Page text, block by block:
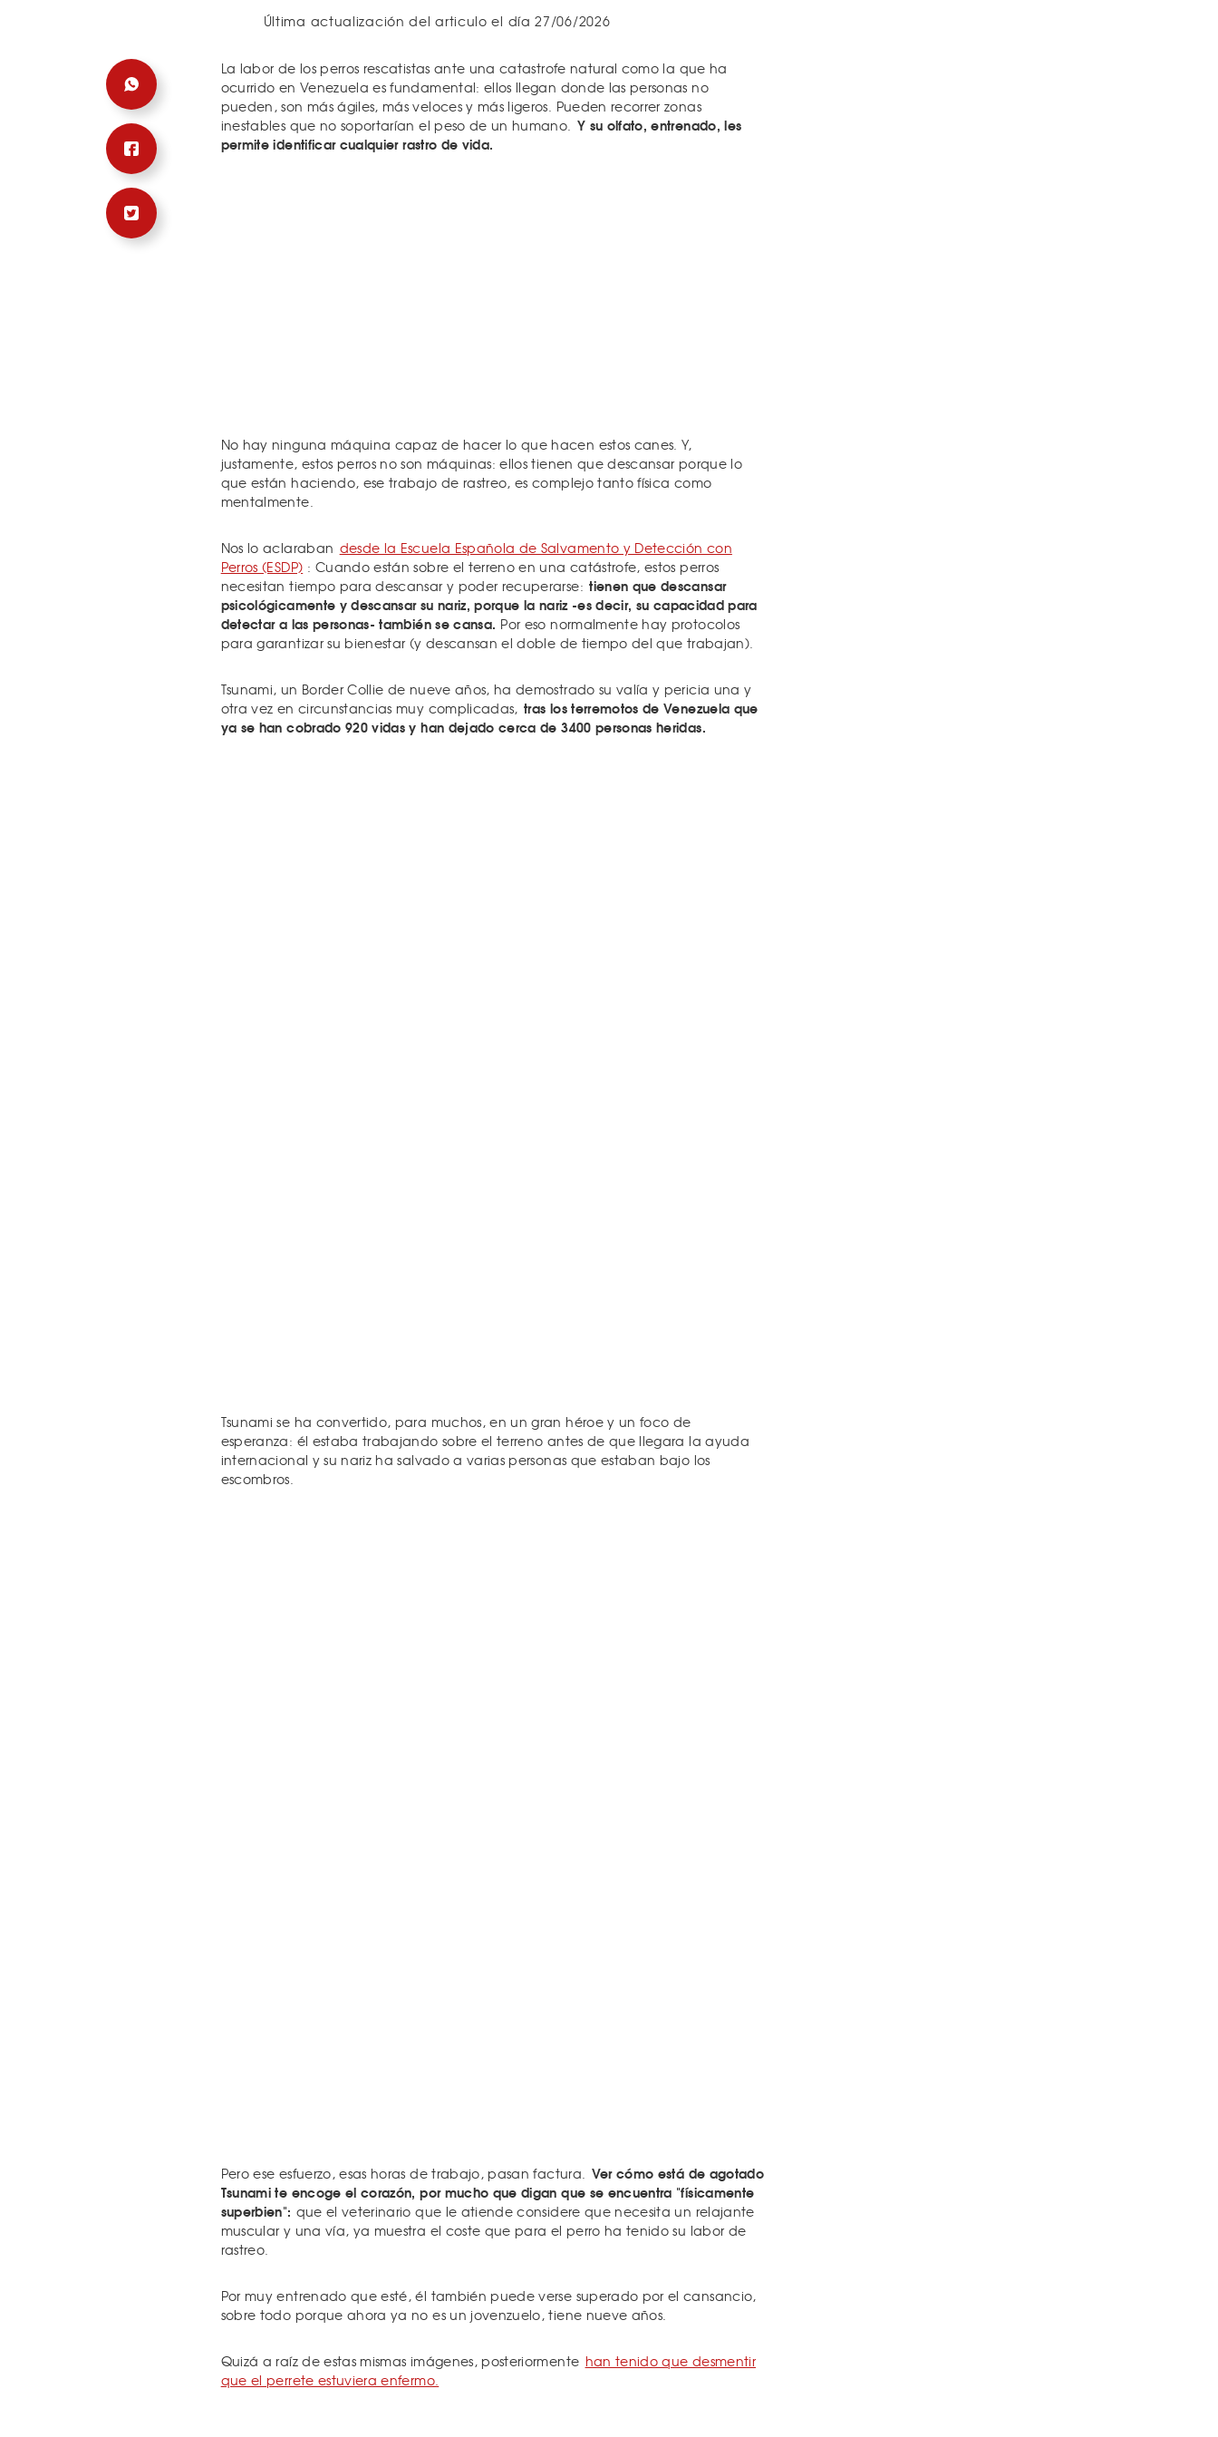
Última actualización del articulo el día 27/06/2026
La labor de los perros rescatistas ante una catastrofe natural como la que ha
ocurrido en Venezuela es fundamental: ellos llegan donde las personas no
pueden, son más ágiles, más veloces y más ligeros. Pueden recorrer zonas
inestables que no soportarían el peso de un humano. Y su olfato, entrenado, les
permite identificar cualquier rastro de vida.
No hay ninguna máquina capaz de hacer lo que hacen estos canes. Y,
justamente, estos perros no son máquinas: ellos tienen que descansar porque lo
que están haciendo, ese trabajo de rastreo, es complejo tanto física como
mentalmente.
Nos lo aclaraban desde la Escuela Española de Salvamento y Detección con
Perros (ESDP) : Cuando están sobre el terreno en una catástrofe, estos perros
necesitan tiempo para descansar y poder recuperarse: tienen que descansar
psicológicamente y descansar su nariz, porque la nariz -es decir, su capacidad para
detectar a las personas- también se cansa. Por eso normalmente hay protocolos
para garantizar su bienestar (y descansan el doble de tiempo del que trabajan).
Tsunami, un Border Collie de nueve años, ha demostrado su valía y pericia una y
otra vez en circunstancias muy complicadas, tras los terremotos de Venezuela que
ya se han cobrado 920 vidas y han dejado cerca de 3400 personas heridas.
Tsunami se ha convertido, para muchos, en un gran héroe y un foco de
esperanza: él estaba trabajando sobre el terreno antes de que llegara la ayuda
internacional y su nariz ha salvado a varias personas que estaban bajo los
escombros.
Pero ese esfuerzo, esas horas de trabajo, pasan factura. Ver cómo está de agotado
Tsunami te encoge el corazón, por mucho que digan que se encuentra "físicamente
superbien": que el veterinario que le atiende considere que necesita un relajante
muscular y una vía, ya muestra el coste que para el perro ha tenido su labor de
rastreo.
Por muy entrenado que esté, él también puede verse superado por el cansancio,
sobre todo porque ahora ya no es un jovenzuelo, tiene nueve años.
Quizá a raíz de estas mismas imágenes, posteriormente han tenido que desmentir
que el perrete estuviera enfermo.